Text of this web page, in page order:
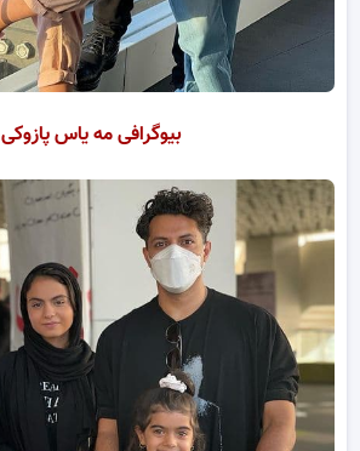
بیوگرافی مه یاس پازوکی